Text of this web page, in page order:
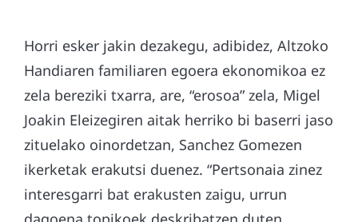
Horri esker jakin dezakegu, adibidez, Altzoko
Handiaren familiaren egoera ekonomikoa ez
zela bereziki txarra, are, “erosoa” zela, Migel
Joakin Eleizegiren aitak herriko bi baserri jaso
zituelako oinordetzan, Sanchez Gomezen
ikerketak erakutsi duenez. “Pertsonaia zinez
interesgarri bat erakusten zaigu, urrun